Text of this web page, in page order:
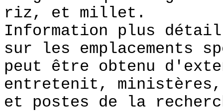
riz, et millet.
Information plus
sur les emplacements
peut être obtenu
entretenit, ministères,
et postes de la